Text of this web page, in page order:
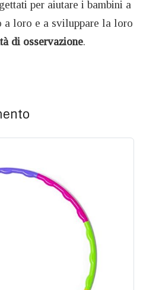
per aiutare i bambini a
a loro e a sviluppare la loro
di osservazione.